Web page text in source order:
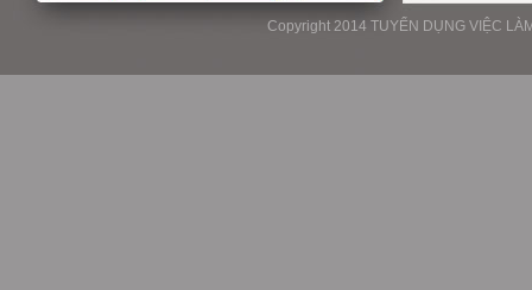
Copyright 2014 TUYỂN DỤNG VIỆC